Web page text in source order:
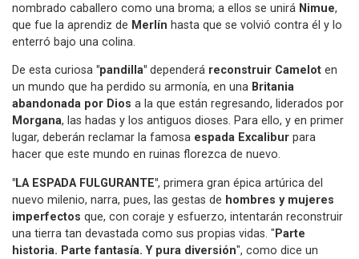
nombrado caballero como una broma; a ellos se unirá Nimue,
que fue la aprendiz de Merlín hasta que se volvió contra él y lo
enterró bajo una colina.
De esta curiosa "pandilla" dependerá reconstruir Camelot en
un mundo que ha perdido su armonía, en una Britania
abandonada por Dios a la que están regresando, liderados por
Morgana, las hadas y los antiguos dioses. Para ello, y en primer
lugar, deberán reclamar la famosa espada Excalibur para
hacer que este mundo en ruinas florezca de nuevo.
"LA ESPADA FULGURANTE", primera gran épica artúrica del
nuevo milenio, narra, pues, las gestas de hombres y mujeres
imperfectos que, con coraje y esfuerzo, intentarán reconstruir
una tierra tan devastada como sus propias vidas. " Parte
historia. Parte fantasía. Y pura diversión", como dice un